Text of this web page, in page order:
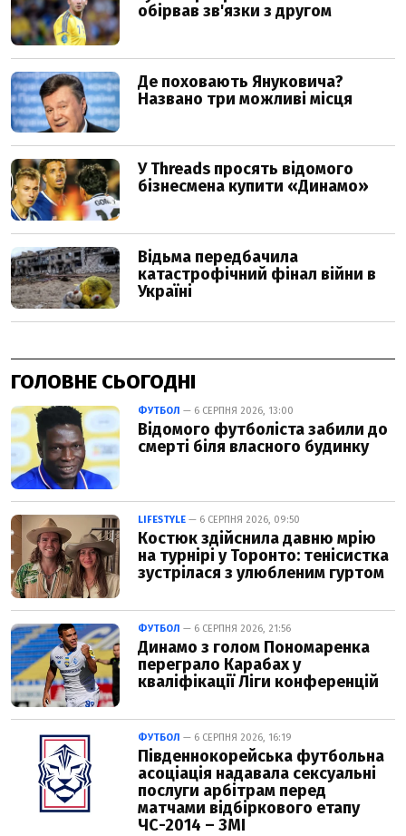
ГОЛОВНЕ СЬОГОДНІ
ФУТБОЛ — 6 СЕРПНЯ 2026, 13:00
Відомого футболіста забили до
смерті біля власного будинку
LIFESTYLE — 6 СЕРПНЯ 2026, 09:50
Костюк здійснила давню мрію
на турнірі у Торонто: тенісистка
зустрілася з улюбленим гуртом
ФУТБОЛ — 6 СЕРПНЯ 2026, 21:56
Динамо з голом Пономаренка
переграло Карабах у
кваліфікації Ліги конференцій
ФУТБОЛ — 6 СЕРПНЯ 2026, 16:19
Південнокорейська футбольна
асоціація надавала сексуальні
послуги арбітрам перед
матчами відбіркового етапу
ЧС-2014 – ЗМІ